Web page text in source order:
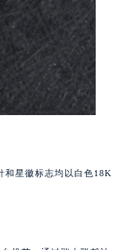
星徽标志均以白色18K